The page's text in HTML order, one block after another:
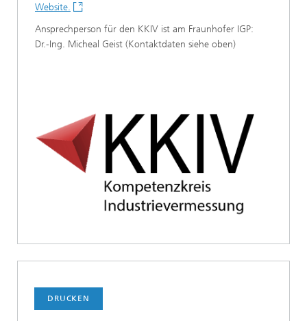
Website.
Ansprechperson für den KKIV ist am Fraunhofer IGP:
Dr.-Ing. Micheal Geist (Kontaktdaten siehe oben)
DRUCKEN